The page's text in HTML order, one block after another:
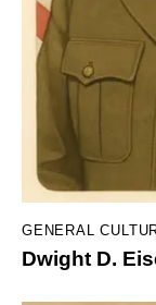
GENERAL
Dwight D.